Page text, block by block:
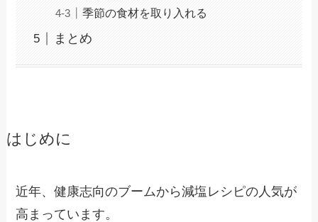
季節の食材を取り入れる
まとめ
はじめに
近年、健康志向のブームから減塩レシピの人気が
高まっています。